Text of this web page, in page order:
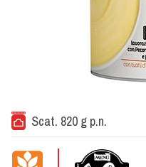
Scat. 820 g p.n.